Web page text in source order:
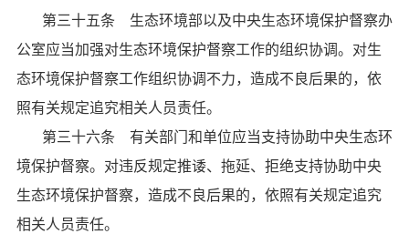
第三十五条 生态环境部以及中央生态环境保护督察办
公室应当加强对生态环境保护督察工作的组织协调。对生
态环境保护督察工作组织协调不力，造成不良后果的，依
照有关规定追究相关人员责任。
第三十六条 有关部门和单位应当支持协助中央生态环
境保护督察。对违反规定推诿、拖延、拒绝支持协助中央
生态环境保护督察，造成不良后果的，依照有关规定追究
相关人员责任。